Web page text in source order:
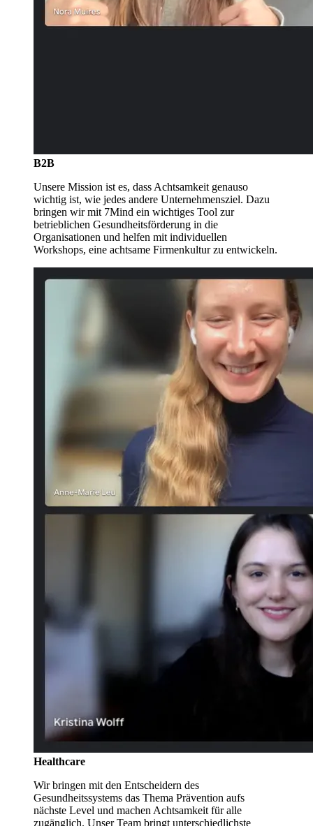
B2B
Unsere Mission ist es, dass Achtsamkeit genauso
wichtig ist, wie jedes andere Unternehmensziel. Dazu
bringen wir mit 7Mind ein wichtiges Tool zur
betrieblichen Gesundheitsförderung in die
Organisationen und helfen mit individuellen
Workshops, eine achtsame Firmenkultur zu entwickeln.
Healthcare
Wir bringen mit den Entscheidern des
Gesundheitssystems das Thema Prävention aufs
nächste Level und machen Achtsamkeit für alle
zugänglich. Unser Team bringt unterschiedlichste